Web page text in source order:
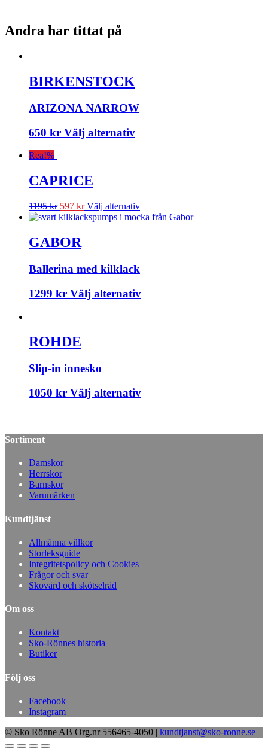
Andra har tittat på
BIRKENSTOCK
ARIZONA NARROW
650 kr Välj alternativ
Rea!%
CAPRICE
1195kr 597 kr Välj alternativ
GABOR
Ballerina med kilklack
1299 kr Välj alternativ
ROHDE
Slip-in innesko
1050 kr Välj alternativ
Sortiment
Damskor
Herrskor
Barnskor
Varumärken
Kundtjänst
Allmänna villkor
Storleksguide
Integritetspolicy och Cookies
Frågor och svar
Skovård och skötselråd
Om oss
Kontakt
Sko-Rönnes historia
Butiker
Följ oss
Facebook
Instagram
© Sko Rönne AB Org.nr 556465-4050 | kundtjanst@sko-ronne.se